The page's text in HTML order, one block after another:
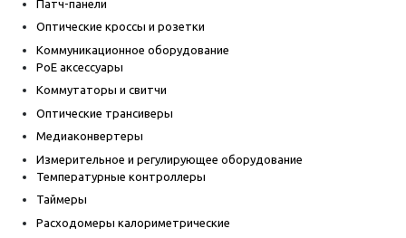
Патч-панели
Оптические кроссы и розетки
Коммуникационное оборудование
PoE аксессуары
Коммутаторы и свитчи
Оптические трансиверы
Медиаконвертеры
Измерительное и регулирующее оборудование
Температурные контроллеры
Таймеры
Расходомеры калориметрические